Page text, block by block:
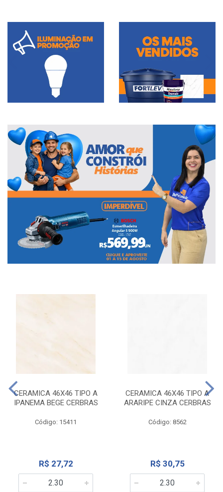
CERAMICA 46X46 TIPO A
IPANEMA BEGE CERBRAS
Código: 15411
R$ 27,72
CERAMICA 46X46 TIPO A
ARARIPE CINZA CERBRAS
Código: 8562
R$ 30,75